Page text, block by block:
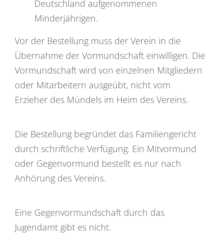
Deutschland aufgenommenen
Minderjährigen.
Vor der Bestellung muss der Verein in die
Übernahme der Vormundschaft einwilligen. Die
Vormundschaft wird von einzelnen Mitgliedern
oder Mitarbeitern ausgeübt, nicht vom
Erzieher des Mündels im Heim des Vereins.
Die Bestellung begründet das Familiengericht
durch schriftliche Verfügung. Ein Mitvormund
oder Gegenvormund bestellt es nur nach
Anhörung des Vereins.
Eine Gegenvormundschaft durch das
Jugendamt gibt es nicht.